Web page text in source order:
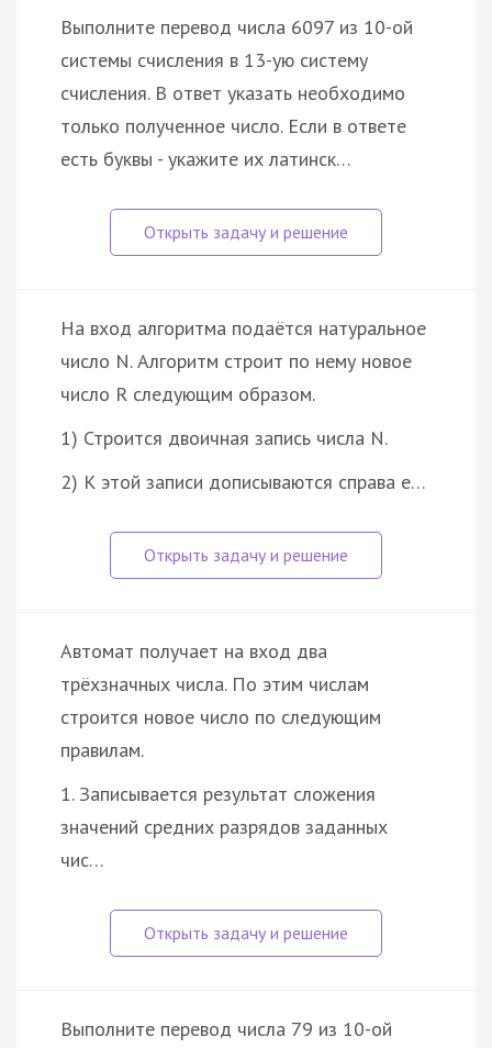
Выполните перевод числа 6097 из 10-ой
системы счисления в 13-ую систему
счисления. В ответ указать необходимо
только полученное число. Если в ответе
есть буквы - укажите их латинск…
На вход алгоритма подаётся натуральное
число N. Алгоритм строит по нему новое
число R следующим образом.
1) Строится двоичная запись числа N.
2) К этой записи дописываются справа е…
Автомат получает на вход два
трёхзначных числа. По этим числам
строится новое число по следующим
правилам.
1. Записывается результат сложения
значений средних разрядов заданных
чис…
Выполните перевод числа 79 из 10-ой